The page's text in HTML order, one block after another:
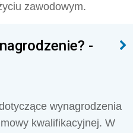
zawodowym.
-
wynagrodzenia
kwalifikacyjnej. W